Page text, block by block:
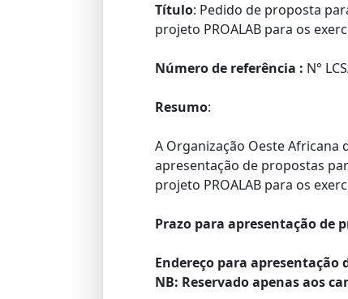
Título: Pedido de proposta
projeto PROALAB para os
Número de referência : N°
Resumo:
A Organização Oeste Africana
apresentação de propostas
projeto PROALAB para os
Prazo para apresentação de
Endereço para apresentação
NB: Reservado apenas aos